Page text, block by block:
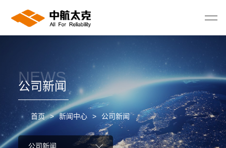
NEWS
公司新闻
首页 > 新闻中心 > 公司新闻
公司新闻